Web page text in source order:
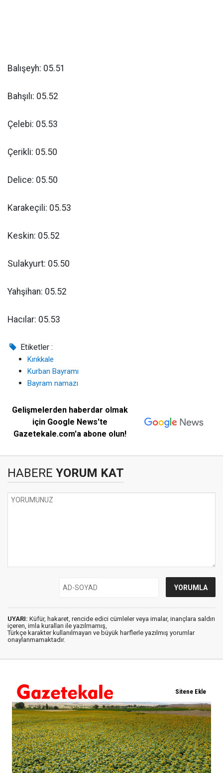
Balışeyh: 05.51
Bahşılı: 05.52
Çelebi: 05.53
Çerikli: 05.50
Delice: 05.50
Karakeçili: 05.53
Keskin: 05.52
Sulakyurt: 05.50
Yahşihan: 05.52
Hacılar: 05.53
Etiketler :
Kırıkkale
Kurban Bayramı
Bayram namazı
Gelişmelerden haberdar olmak
için Google News'te
Gazetekale.com'a abone olun!
HABERE YORUM KAT
UYARI: Küfür, hakaret, rencide edici cümleler veya imalar, inançlara saldırı
içeren, imla kuralları ile yazılmamış,
Türkçe karakter kullanılmayan ve büyük harflerle yazılmış yorumlar
onaylanmamaktadır.